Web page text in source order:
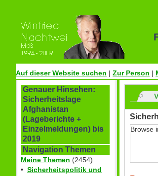
Auf dieser Website suchen | Zur Person |
Genauer Hinsehen:
Sicherheitslage
Afghanistan
(Lageberichte +
Einzelmeldungen) bis
2019
Navigation Themen
Meine Themen (2454)
• Sicherheitspolitik und
Browse